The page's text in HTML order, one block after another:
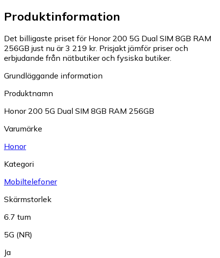
Produktinformation
Det billigaste priset för Honor 200 5G Dual SIM 8GB RAM
256GB just nu är 3 219 kr. Prisjakt jämför priser och
erbjudande från nätbutiker och fysiska butiker.
Grundläggande information
Produktnamn
Honor 200 5G Dual SIM 8GB RAM 256GB
Varumärke
Honor
Kategori
Mobiltelefoner
Skärmstorlek
6.7 tum
5G (NR)
Ja